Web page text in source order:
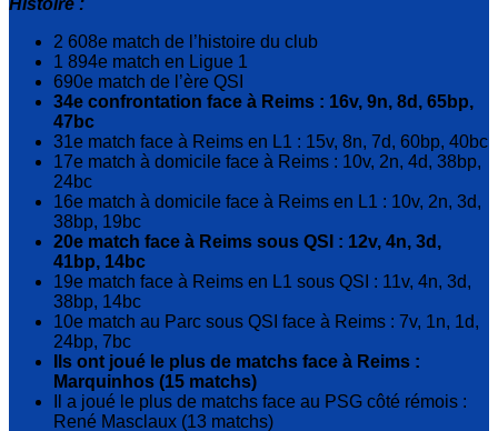
Histoire :
2 608e match de l’histoire du club
1 894e match en Ligue 1
690e match de l’ère QSI
34e confrontation face à Reims : 16v, 9n, 8d, 65bp,
47bc
31e match face à Reims en L1 : 15v, 8n, 7d, 60bp, 40bc
17e match à domicile face à Reims : 10v, 2n, 4d, 38bp,
24bc
16e match à domicile face à Reims en L1 : 10v, 2n, 3d,
38bp, 19bc
20e match face à Reims sous QSI : 12v, 4n, 3d,
41bp, 14bc
19e match face à Reims en L1 sous QSI : 11v, 4n, 3d,
38bp, 14bc
10e match au Parc sous QSI face à Reims : 7v, 1n, 1d,
24bp, 7bc
Ils ont joué le plus de matchs face à Reims :
Marquinhos (15 matchs)
Il a joué le plus de matchs face au PSG côté rémois :
René Masclaux (13 matchs)